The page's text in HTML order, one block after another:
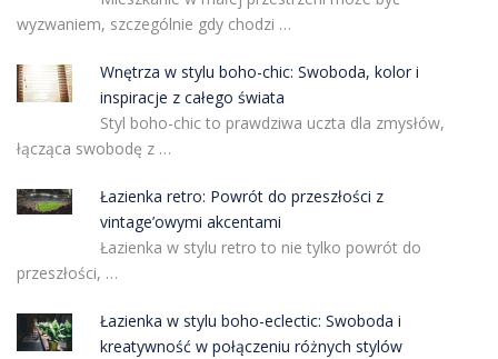
wyzwaniem, szczególnie gdy chodzi …
Wnętrza w stylu boho-chic: Swoboda, kolor i
inspiracje z całego świata
Styl boho-chic to prawdziwa uczta dla zmysłów,
łącząca swobodę z …
Łazienka retro: Powrót do przeszłości z
vintage’owymi akcentami
Łazienka w stylu retro to nie tylko powrót do
przeszłości, …
Łazienka w stylu boho-eclectic: Swoboda i
kreatywność w połączeniu różnych stylów